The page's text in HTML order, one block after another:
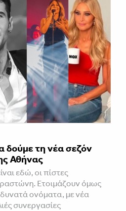
δούμε τη νέα σεζόν
Αθήνας
εδώ, οι πίστες
ραστώνη. Ετοιμάζουν όμως
ονόματα, με νέα
συνεργασίες